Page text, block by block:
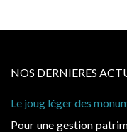
NOS DERNIERES
Le joug léger des
Pour une gestion